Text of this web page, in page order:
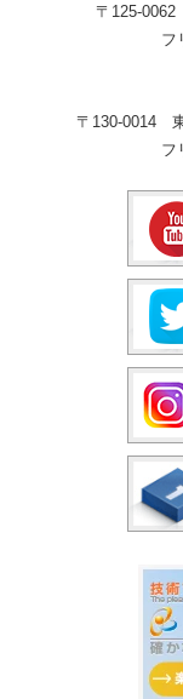
〒125-
フ
〒130-0014
フ